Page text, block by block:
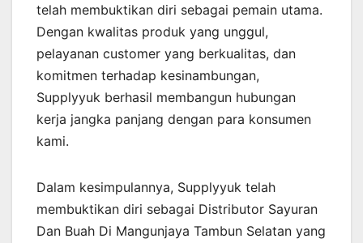
telah membuktikan diri sebagai pemain utama.
Dengan kwalitas produk yang unggul,
pelayanan customer yang berkualitas, dan
komitmen terhadap kesinambungan,
Supplyyuk berhasil membangun hubungan
kerja jangka panjang dengan para konsumen
kami.
Dalam kesimpulannya, Supplyyuk telah
membuktikan diri sebagai Distributor Sayuran
Dan Buah Di Mangunjaya Tambun Selatan yang